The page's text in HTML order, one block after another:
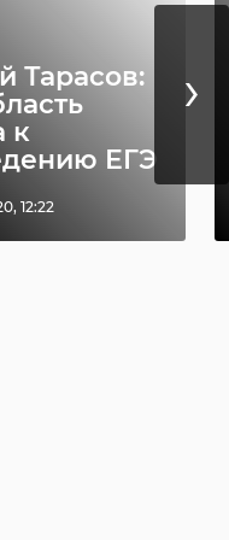
Тарасов:
к
ЕГЭ
12:22
›
за
на 1 ...